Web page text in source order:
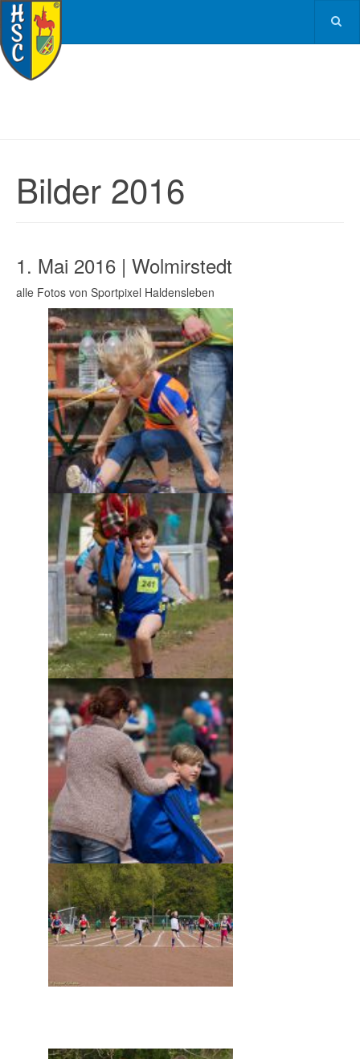
Bilder 2016
1. Mai 2016 | Wolmirstedt
alle Fotos von Sportpixel Haldensleben